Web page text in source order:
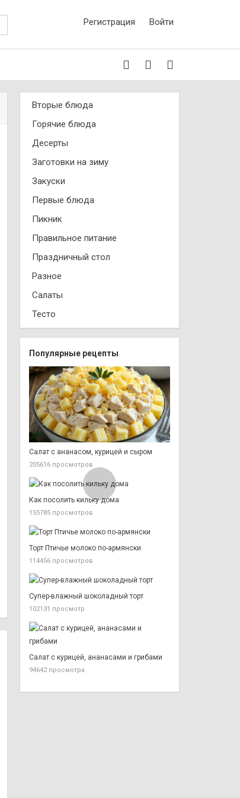
Регистрация Войти
Вторые блюда
Горячие блюда
Десерты
Заготовки на зиму
Закуски
Первые блюда
Пикник
Правильное питание
Праздничный стол
Разное
Салаты
Тесто
Популярные рецепты
Салат с ананасом, курицей и сыром
205616 просмотров
Как посолить кильку дома
155785 просмотров
Торт Птичье молоко по-армянски
114456 просмотров
Супер-влажный шоколадный торт
102131 просмотр
Салат с курицей, ананасами и грибами
94642 просмотра